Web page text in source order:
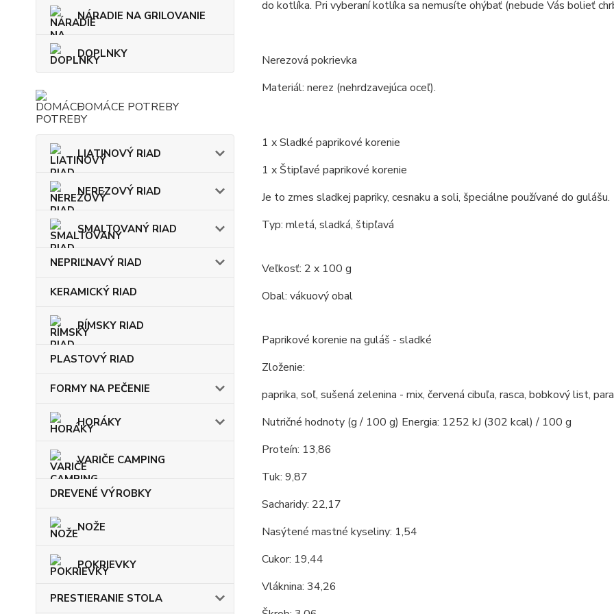
NÁRADIE NA GRILOVANIE
DOPLNKY
DOMÁCE POTREBY
LIATINOVÝ RIAD
NEREZOVÝ RIAD
SMALTOVANÝ RIAD
NEPRIĽNAVÝ RIAD
KERAMICKÝ RIAD
RÍMSKY RIAD
PLASTOVÝ RIAD
FORMY NA PEČENIE
HORÁKY
VARIČE CAMPING
DREVENÉ VÝROBKY
NOŽE
POKRIEVKY
PRESTIERANIE STOLA
do kotlíka. Pri vyberaní kotlíka sa nemusíte ohýbať (nebude Vás bolieť
Nerezová pokrievka
Materiál: nerez (nehrdzavejúca oceľ).
1 x Sladké paprikové korenie
1 x Štipľavé paprikové korenie
Je to zmes sladkej papriky, cesnaku a soli, špeciálne používané do gulášu.
Typ: mletá, sladká, štipľavá
Veľkosť: 2 x 100 g
Obal: vákuový obal
Paprikové korenie na guláš - sladké
Zloženie:
paprika, soľ, sušená zelenina - mix, červená cibuľa, rasca, bobkový list,
Nutričné ​​hodnoty (g / 100 g) Energia: 1252 kJ (302 kcal) / 100 g
Proteín: 13,86
Tuk: 9,87
Sacharidy: 22,17
Nasýtené mastné kyseliny: 1,54
Cukor: 19,44
Vláknina: 34,26